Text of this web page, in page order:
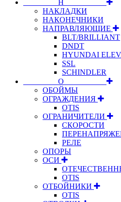
⠀⠀⠀⠀⠀⠀Н⠀⠀⠀⠀⠀⠀⠀
НАКЛАДКИ
НАКОНЕЧНИКИ
НАПРАВЛЯЮЩИЕ
BLT/BRILLIANT
DNDT
HYUNDAI
SSL
SCHINDLER
⠀⠀⠀⠀⠀⠀О⠀⠀⠀⠀⠀⠀⠀
ОБОЙМЫ
ОГРАЖДЕНИЯ
OTIS
ОГРАНИЧИТЕЛИ
СКОРОСТИ
РЕЛЕ
ОПОРЫ
ОСИ
OTIS
ОТБОЙНИКИ
OTIS